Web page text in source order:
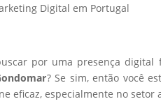
Digital em Portugal
por uma presença digital
? Se sim, então você
eficaz, especialmente no